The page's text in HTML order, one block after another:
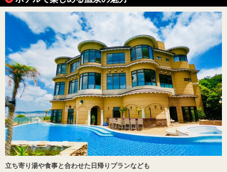
立ち寄り湯や食事と合わせた日帰りプランなども